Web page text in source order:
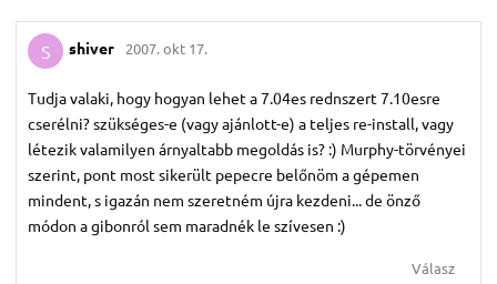
S shiver 2007. okt 17.
Tudja valaki, hogy hogyan lehet a 7.04es rednszert 7.10esre
cserélni? szükséges-e (vagy ajánlott-e) a teljes re-install, vagy
létezik valamilyen árnyaltabb megoldás is? :) Murphy-törvényei
szerint, pont most sikerült pepecre belőnöm a gépemen
mindent, s igazán nem szeretném újra kezdeni... de önző
módon a gibonról sem maradnék le szívesen :)
Válasz